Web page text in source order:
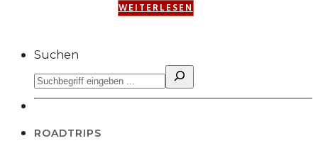
WEITERLESEN
Suchen
ROADTRIPS